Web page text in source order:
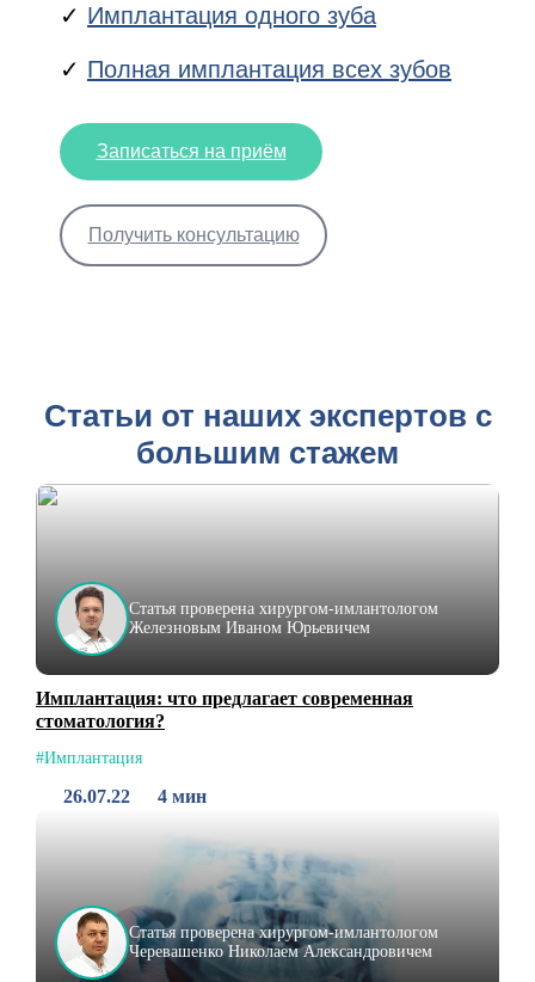
Имплантация одного зуба
Полная имплантация всех зубов
Записаться на приём
Получить консультацию
Статьи от наших экспертов с
большим стажем
Статья проверена хирургом-имлантологом
Железновым Иваном Юрьевичем
Имплантация: что предлагает современная
стоматология?
#Имплантация
26.07.22 4 мин
Статья проверена хирургом-имлантологом
Черевашенко Николаем Александровичем